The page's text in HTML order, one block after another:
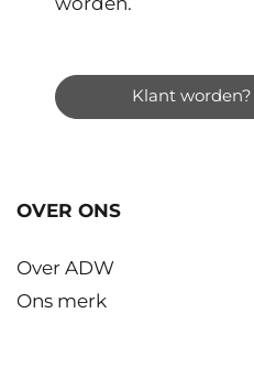
Klant worden?
OVER ONS
Over ADW
Ons merk